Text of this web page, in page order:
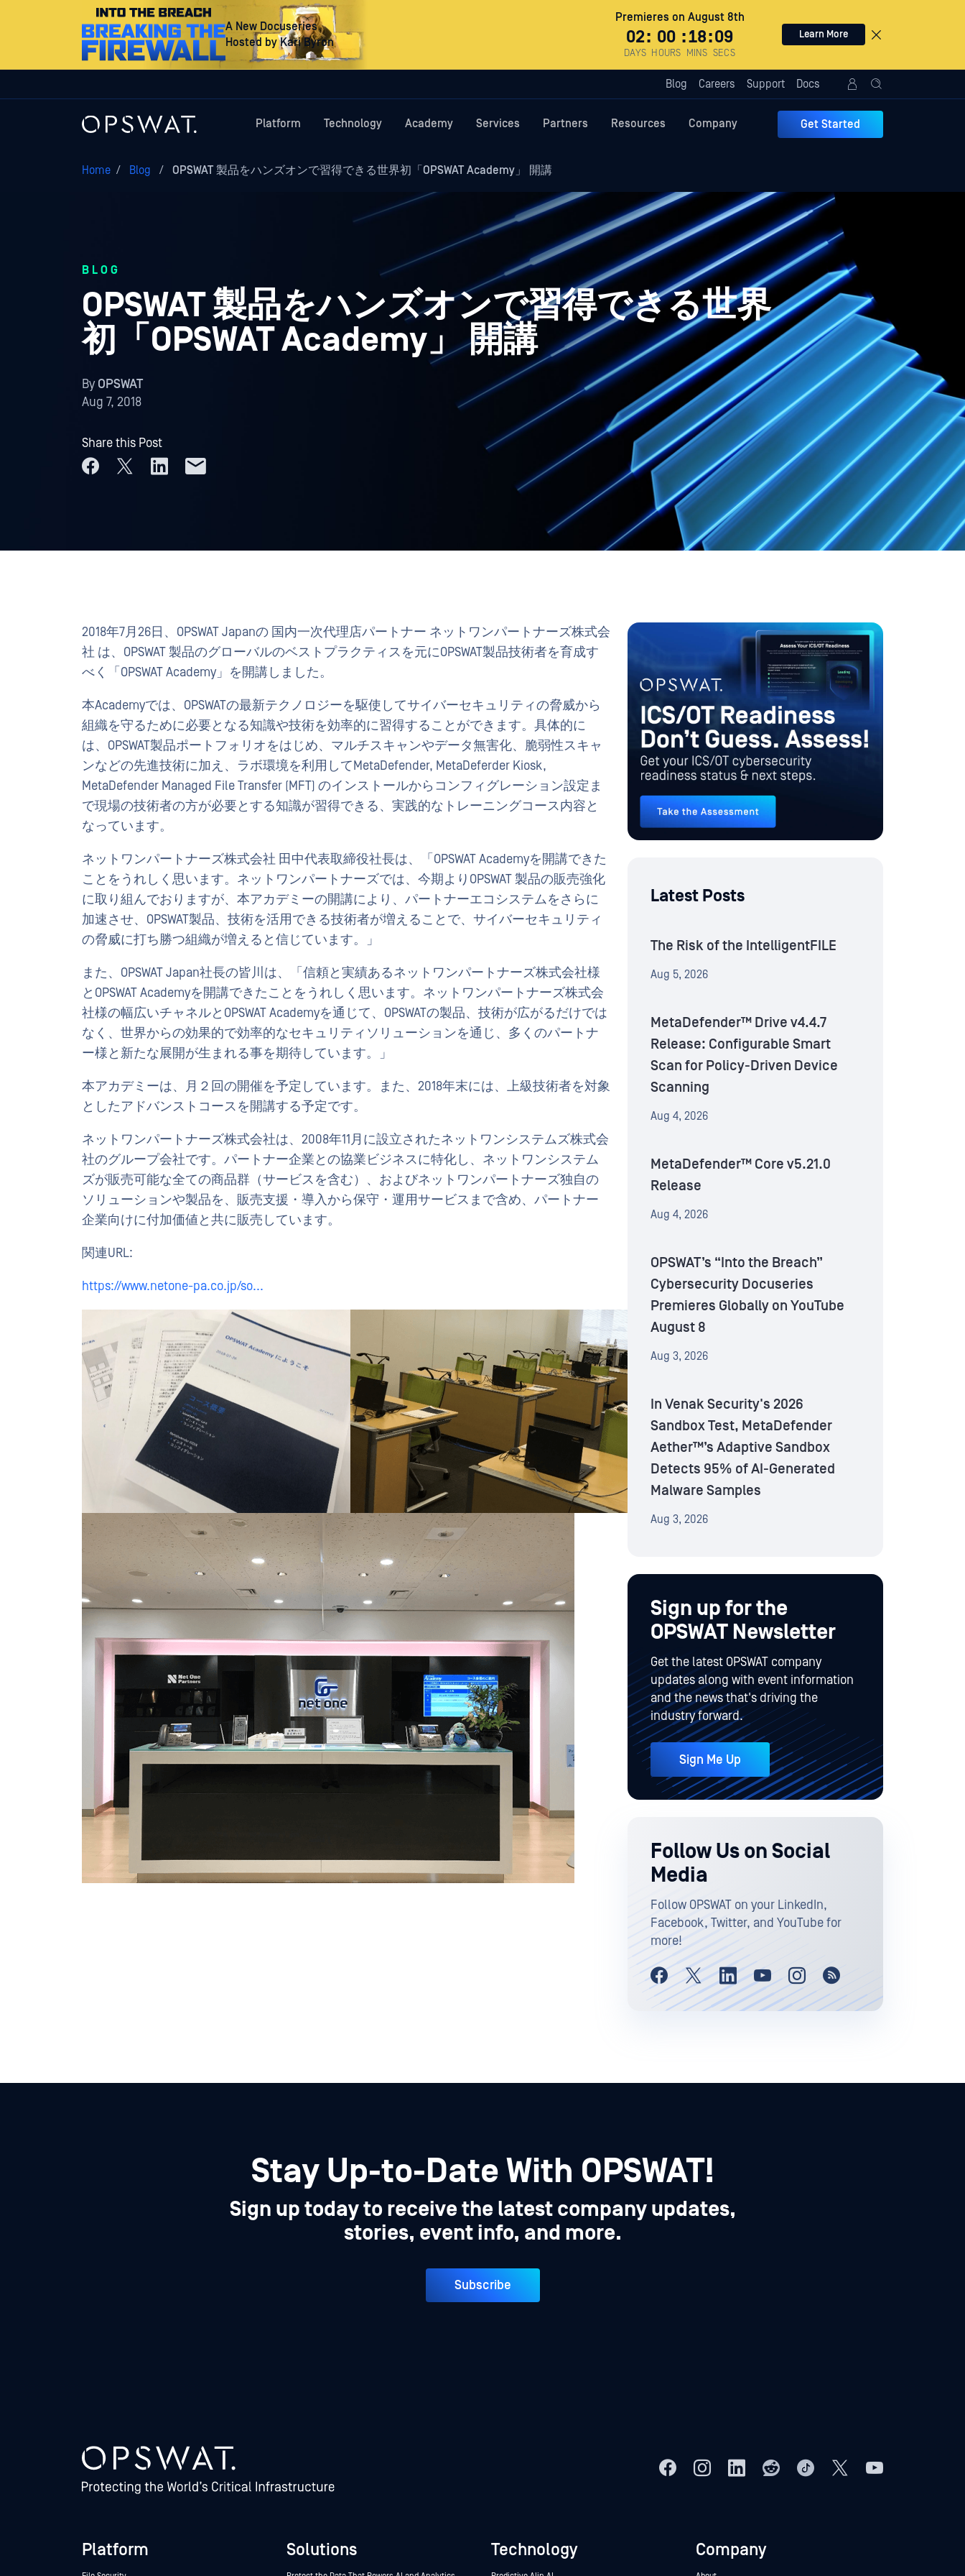
A New Docuseries
Hosted by Kari Byron
Premieres on August 8th
02
DAYS
: 00
HOURS
:18
MINS
:08
SECS
Learn More
Blog Careers Support Docs
Platform Technology Academy Services Partners Resources Company Get Started
Home / Blog / OPSWAT 製品をハンズオンで習得できる世界初「OPSWAT Academy」 開講
BLOG
OPSWAT 製品をハンズオンで習得できる世界
初「OPSWAT Academy」 開講
ByOPSWAT
Aug 7, 2018
Share this Post
2018年7月26日、OPSWAT Japanの 国内一次代理店パートナー ネットワンパートナーズ株式会
社 は、OPSWAT 製品のグローバルのベストプラクティスを元にOPSWAT製品技術者を育成す
べく「OPSWAT Academy」を開講しました。
本Academyでは、OPSWATの最新テクノロジーを駆使してサイバーセキュリティの脅威から
組織を守るために必要となる知識や技術を効率的に習得することができます。具体的に
は、OPSWAT製品ポートフォリオをはじめ、マルチスキャンやデータ無害化、脆弱性スキャ
ンなどの先進技術に加え、ラボ環境を利用してMetaDefender, MetaDeferder Kiosk,
MetaDefender Managed File Transfer (MFT) のインストールからコンフィグレーション設定ま
で現場の技術者の方が必要とする知識が習得できる、実践的なトレーニングコース内容と
なっています。
ネットワンパートナーズ株式会社 田中代表取締役社長は、「OPSWAT Academyを開講できた
ことをうれしく思います。ネットワンパートナーズでは、今期よりOPSWAT 製品の販売強化
に取り組んでおりますが、本アカデミーの開講により、パートナーエコシステムをさらに
加速させ、OPSWAT製品、技術を活用できる技術者が増えることで、サイバーセキュリティ
の脅威に打ち勝つ組織が増えると信じています。」
また、OPSWAT Japan社長の皆川は、「信頼と実績あるネットワンパートナーズ株式会社様
とOPSWAT Academyを開講できたことをうれしく思います。ネットワンパートナーズ株式会
社様の幅広いチャネルとOPSWAT Academyを通じて、OPSWATの製品、技術が広がるだけでは
なく、世界からの効果的で効率的なセキュリティソリューションを通じ、多くのパートナ
ー様と新たな展開が生まれる事を期待しています。」
本アカデミーは、月２回の開催を予定しています。また、2018年末には、上級技術者を対象
としたアドバンストコースを開講する予定です。
ネットワンパートナーズ株式会社は、2008年11月に設立されたネットワンシステムズ株式会
社のグループ会社です。パートナー企業との協業ビジネスに特化し、ネットワンシステム
ズが販売可能な全ての商品群（サービスを含む）、およびネットワンパートナーズ独自の
ソリューションや製品を、販売支援・導入から保守・運用サービスまで含め、パートナー
企業向けに付加価値と共に販売しています。
関連URL:
https://www.netone-pa.co.jp/so...
Latest Posts
The Risk of the IntelligentFILE
Aug 5, 2026
MetaDefender™ Drive v4.4.7
Release: Configurable Smart
Scan for Policy-Driven Device
Scanning
Aug 4, 2026
MetaDefender™ Core v5.21.0
Release
Aug 4, 2026
OPSWAT’s “Into the Breach”
Cybersecurity Docuseries
Premieres Globally on YouTube
August 8
Aug 3, 2026
In Venak Security's 2026
Sandbox Test, MetaDefender
Aether™’s Adaptive Sandbox
Detects 95% of AI-Generated
Malware Samples
Aug 3, 2026
Sign up for the
OPSWAT Newsletter
Get the latest OPSWAT company
updates along with event information
and the news that's driving the
industry forward.
Sign Me Up
Follow Us on Social
Media
Follow OPSWAT on your LinkedIn,
Facebook, Twitter, and YouTube for
more!
Stay Up-to-Date With OPSWAT!
Sign up today to receive the latest company updates,
stories, event info, and more.
Subscribe
Platform Solutions Technology Company